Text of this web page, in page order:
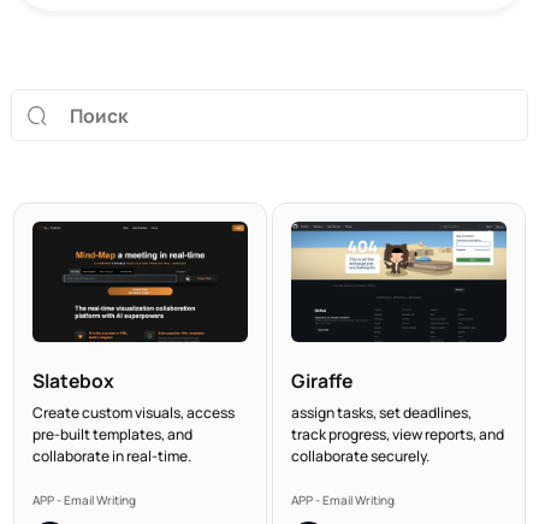
Slatebox
Create custom visuals, access
pre-built templates, and
collaborate in real-time.
APP - Email Writing
Giraffe
assign tasks, set deadlines,
track progress, view reports, and
collaborate securely.
APP - Email Writing